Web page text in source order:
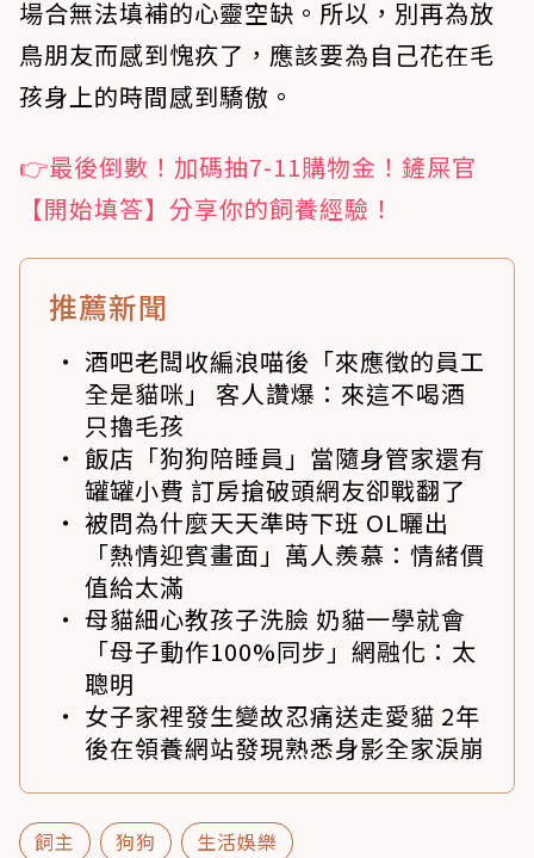
場合無法填補的心靈空缺。所以，別再為放
鳥朋友而感到愧疚了，應該要為自己花在毛
孩身上的時間感到驕傲。
👉最後倒數！加碼抽7-11購物金！鏟屎官
【開始填答】分享你的飼養經驗！
推薦新聞
酒吧老闆收編浪喵後「來應徵的員工
全是貓咪」 客人讚爆：來這不喝酒
只擼毛孩
飯店「狗狗陪睡員」當隨身管家還有
罐罐小費 訂房搶破頭網友卻戰翻了
被問為什麼天天準時下班 OL曬出
「熱情迎賓畫面」萬人羨慕：情緒價
值給太滿
母貓細心教孩子洗臉 奶貓一學就會
「母子動作100%同步」網融化：太
聰明
女子家裡發生變故忍痛送走愛貓 2年
後在領養網站發現熟悉身影全家淚崩
飼主 狗狗 生活娛樂